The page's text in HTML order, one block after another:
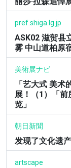
pref.shiga.lg.jp
ASK02 滋贺县
雾 中山道柏原
美術展ナビ
「艺大式 美术
展！（1）「前
览」
朝日新聞
发现了文化遗
artscape